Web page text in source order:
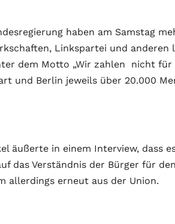
haben am Samstag
Linkspartei und
dem Motto „Wir zahlen nicht für
und Berlin jeweils über 20.000
äußerte in einem Interview, dass
das Verständnis der Bürger für
allerdings erneut aus der Union.